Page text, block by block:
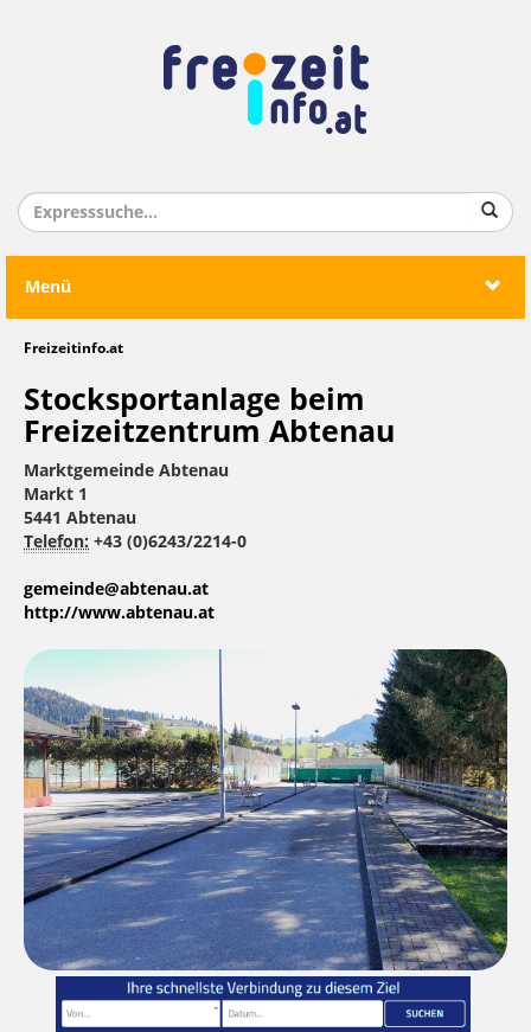
Menü
Freizeitinfo.at
Stocksportanlage beim
Freizeitzentrum Abtenau
Marktgemeinde Abtenau
Markt 1
5441 Abtenau
Telefon: +43 (0)6243/2214-0
gemeinde@abtenau.at
http://www.abtenau.at